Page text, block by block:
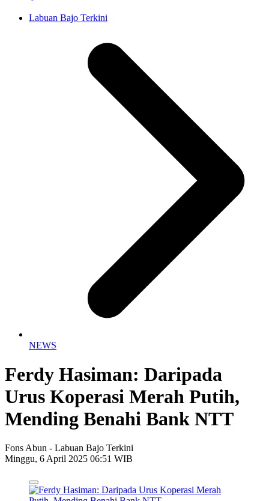
Labuan Bajo Terkini
NEWS
Ferdy Hasiman: Daripada
Urus Koperasi Merah Putih,
Mending Benahi Bank NTT
Fons Abun - Labuan Bajo Terkini
Minggu, 6 April 2025 06:51 WIB